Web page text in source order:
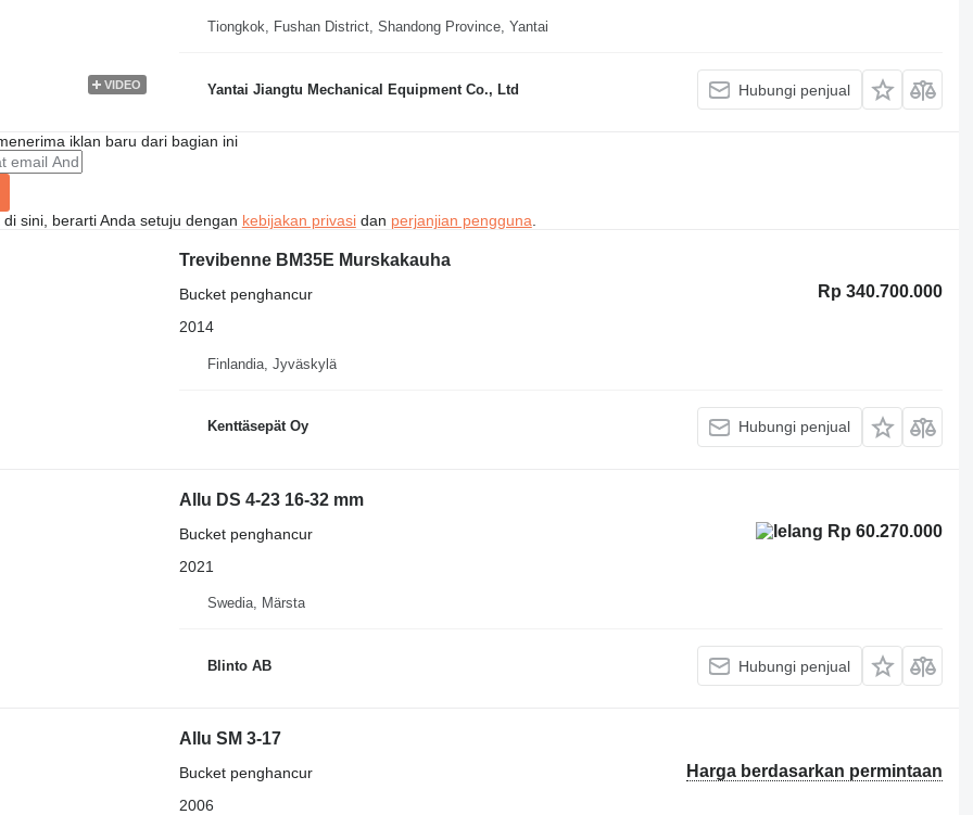
VIDEO
Tiongkok, Fushan District, Shandong Province, Yantai
Yantai Jiangtu Mechanical Equipment Co., Ltd Hubungi penjual
iklan baru dari bagian ini
sini, berarti Anda setuju dengan kebijakan privasidan perjanjian pengguna
Trevibenne BM35E Murskakauha
Rp 340.700.000
Bucket penghancur
2014
Finlandia, Jyväskylä
Kenttäsepät Oy Hubungi penjual
Allu DS 4-23 16-32 mm
Rp 60.270.000
Bucket penghancur
2021
Swedia, Märsta
Blinto AB Hubungi penjual
Allu SM 3-17
Harga berdasarkan permintaan
Bucket penghancur
2006